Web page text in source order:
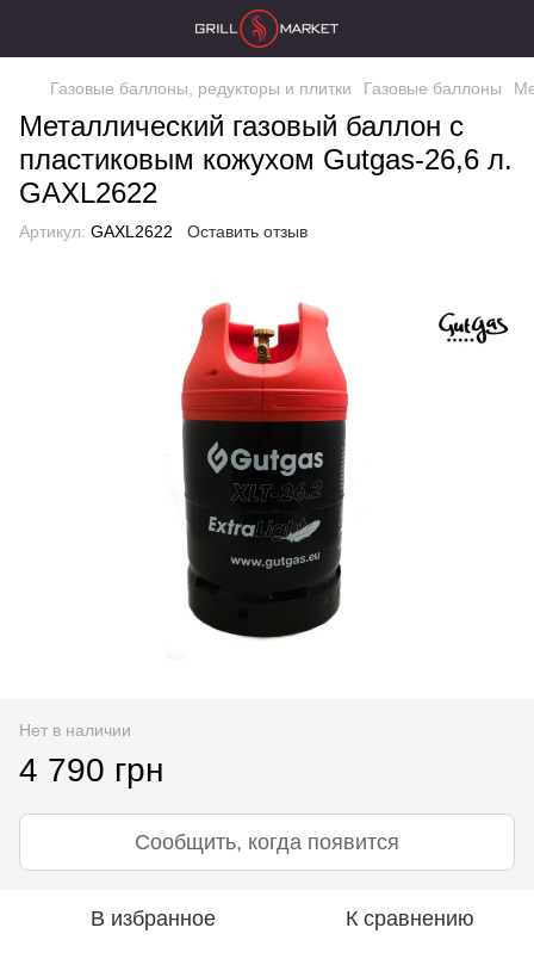
Газовые баллоны, редукторы и плитки Газовые баллоны
Металлический газовый баллон с
пластиковым кожухом Gutgas-26,6 л.
GAXL2622
Артикул: GAXL2622 Оставить отзыв
Нет в наличии
4 790 грн
Сообщить, когда появится
В избранное К сравнению